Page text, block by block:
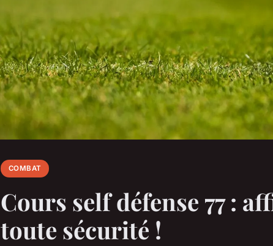
COMBAT
Cours self défense 77 :
toute sécurité !